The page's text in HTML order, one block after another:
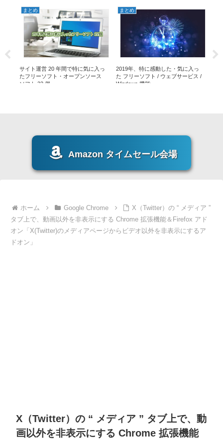
まとめ
サイト運営 20 年間で特に気に入っ
たフリーソフト・オープンソース
ソフト 22 個
まとめ
2019年、特に感動した・気に入っ
た フリーソフト / ウェブサービス /
Windows 機能
Amazon タイムセール会場
ホーム Google Chrome
X（Twitter）の “ メディア ”
タブ上で、動画以外を非表示にする Chrome 拡張機能＆Firefox アド
オン「X(Twitter)のメディアページからビデオ以外を非表示にするア
ドオン」
X（Twitter）の “ メディア ” タブ上で、動
画以外を非表示にする Chrome 拡張機能